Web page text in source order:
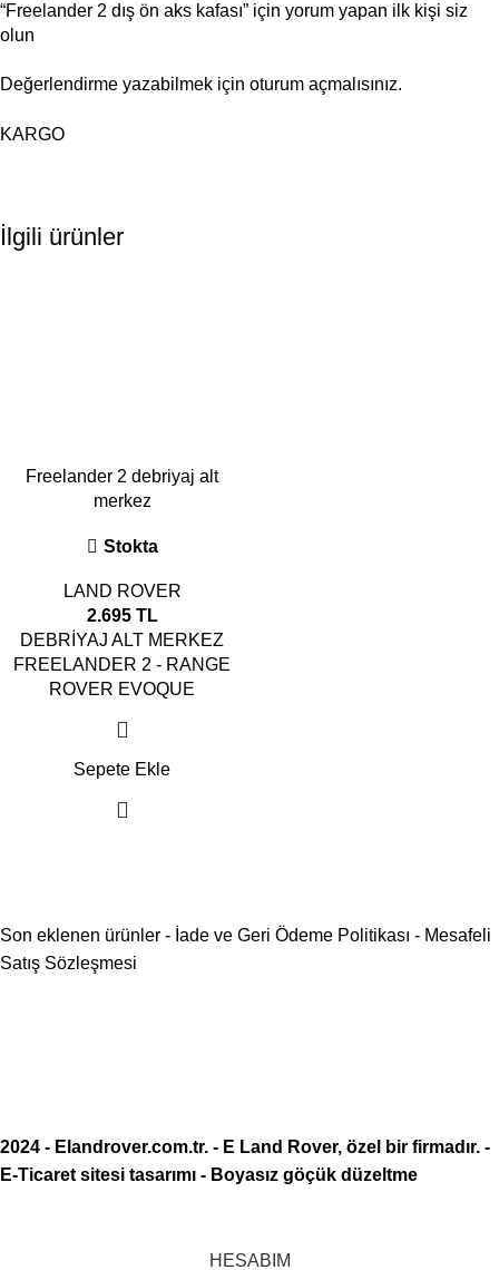
“Freelander 2 dış ön aks kafası” için yorum yapan ilk kişi siz
olun
Değerlendirme yazabilmek için oturum açmalısınız.
KARGO
İlgili ürünler
Freelander 2 debriyaj alt
merkez
Stokta
LAND ROVER
2.695 TL
DEBRİYAJ ALT MERKEZ
FREELANDER 2 - RANGE
ROVER EVOQUE
Sepete Ekle
Son eklenen ürünler - İade ve Geri Ödeme Politikası - Mesafeli
Satış Sözleşmesi
2024 - Elandrover.com.tr. - E Land Rover, özel bir firmadır. -
E-Ticaret sitesi tasarımı - Boyasız göçük düzeltme
HESABIM